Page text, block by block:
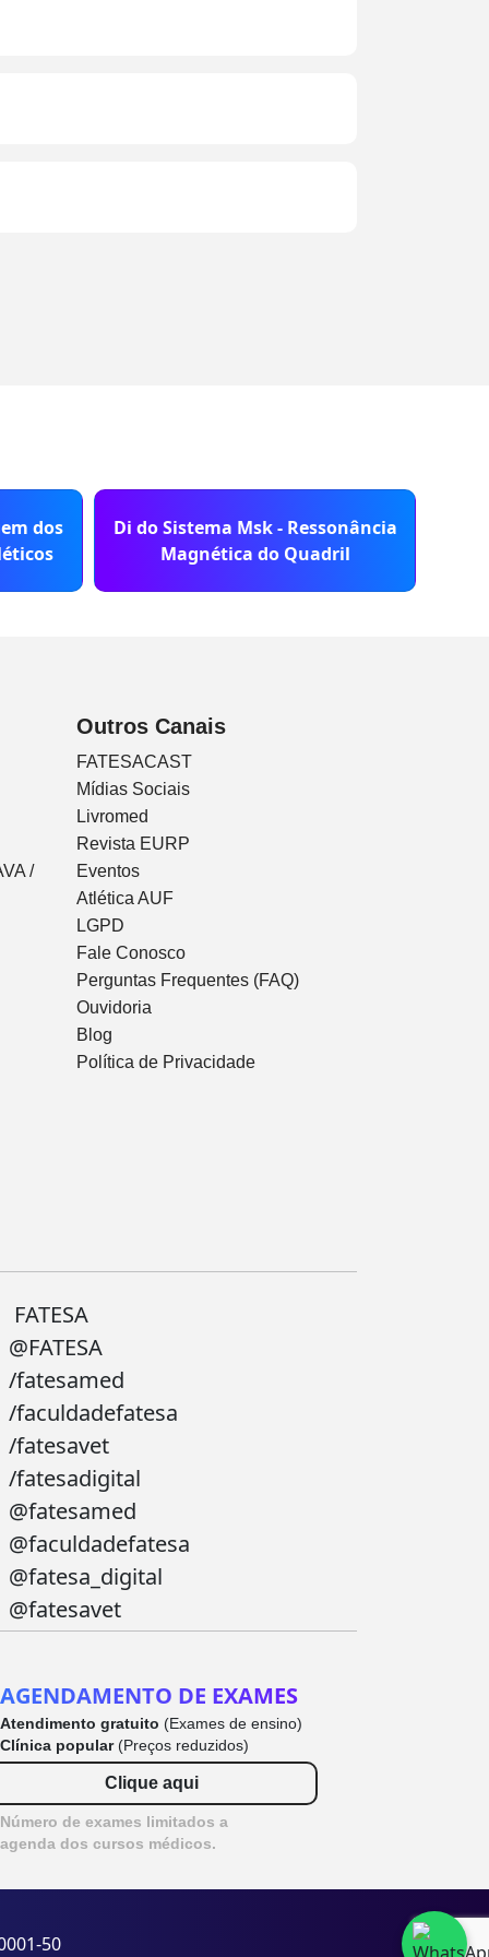
dos
Di do Sistema Msk - Ressonância
Magnética do Quadril
/
Outros Canais
FATESACAST
Mídias Sociais
Livromed
Revista EURP
Eventos
Atlética AUF
LGPD
Fale Conosco
Perguntas Frequentes (FAQ)
Ouvidoria
Blog
Política de Privacidade
FATESA
@FATESA
/fatesamed
/faculdadefatesa
/fatesavet
/fatesadigital
@fatesamed
@faculdadefatesa
@fatesa_digital
@fatesavet
AGENDAMENTO DE EXAMES
Atendimento gratuito (Exames de ensino)
Clínica popular(Preços reduzidos)
Clique aqui
Número de exames limitados a
agenda dos cursos médicos.
50